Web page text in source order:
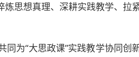
思想真理、深耕实践教学、拉
为“大思政课”实践教学协同创